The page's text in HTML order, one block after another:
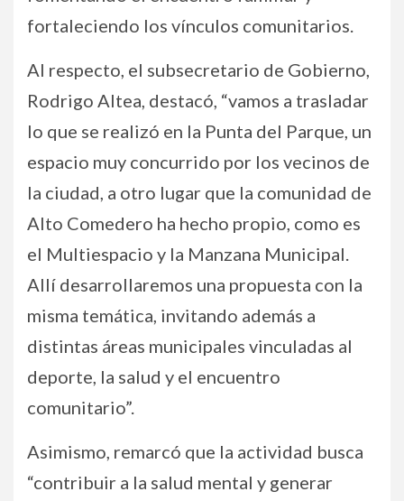
fortaleciendo los vínculos comunitarios.
Al respecto, el subsecretario de Gobierno,
Rodrigo Altea, destacó, “vamos a trasladar
lo que se realizó en la Punta del Parque, un
espacio muy concurrido por los vecinos de
la ciudad, a otro lugar que la comunidad de
Alto Comedero ha hecho propio, como es
el Multiespacio y la Manzana Municipal.
Allí desarrollaremos una propuesta con la
misma temática, invitando además a
distintas áreas municipales vinculadas al
deporte, la salud y el encuentro
comunitario”.
Asimismo, remarcó que la actividad busca
“contribuir a la salud mental y generar